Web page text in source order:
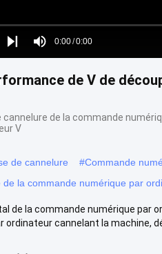
Play
Mute
Time
0:00/0:00
de V de
cannelure de la commande
V
de cannelure #Commande
de la commande numérique par
de la commande numérique par
ordinateur cannelant la machine,